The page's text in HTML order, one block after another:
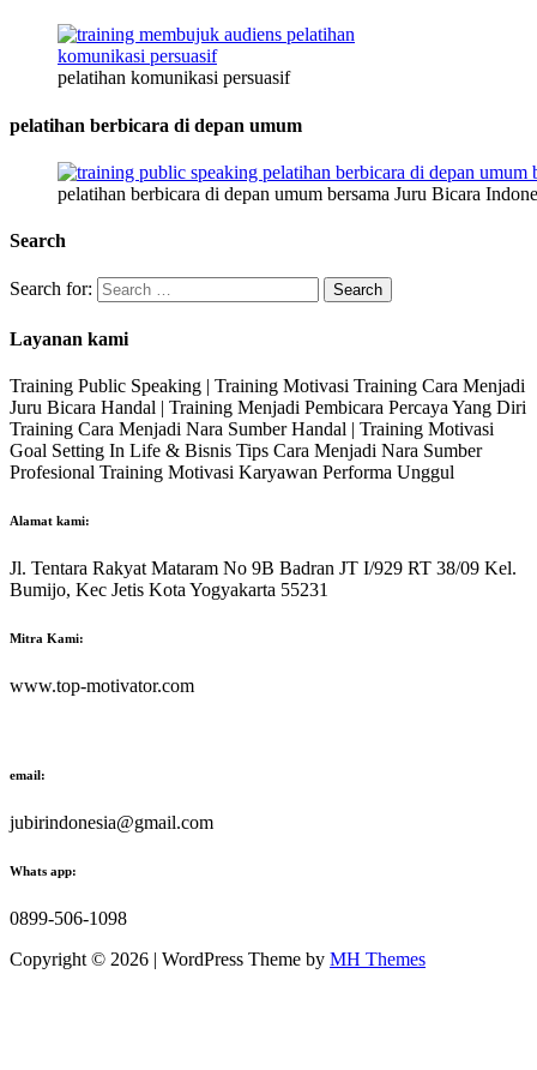
pelatihan komunikasi persuasif
pelatihan berbicara di depan umum
pelatihan berbicara di depan umum bersama Juru Bicara
Search
Search for:
Layanan kami
Training Public Speaking | Training Motivasi Training Cara Menjadi
Juru Bicara Handal | Training Menjadi Pembicara Percaya Yang Diri
Training Cara Menjadi Nara Sumber Handal | Training Motivasi
Goal Setting In Life & Bisnis Tips Cara Menjadi Nara Sumber
Profesional Training Motivasi Karyawan Performa Unggul
Alamat kami:
Jl. Tentara Rakyat Mataram No 9B Badran JT I/929 RT 38/09 Kel.
Bumijo, Kec Jetis Kota Yogyakarta 55231
Mitra Kami:
www.top-motivator.com
email:
jubirindonesia@gmail.com
Whats app:
0899-506-1098
Copyright © 2026 | WordPress Theme by MH Themes